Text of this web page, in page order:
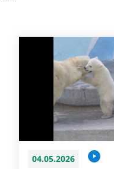
04.05.2026